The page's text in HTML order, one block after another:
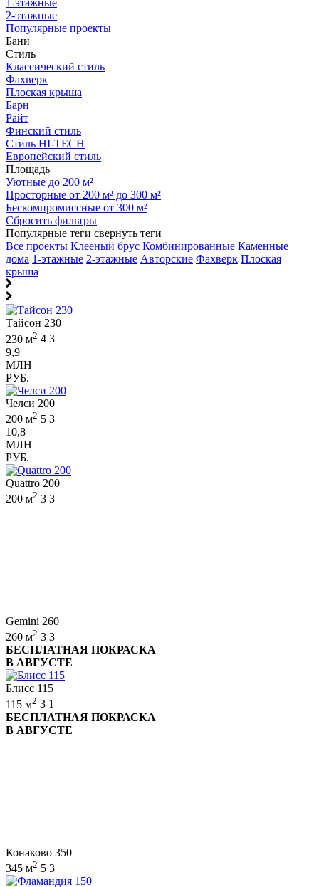
1-этажные
2-этажные
Популярные проекты
Бани
Стиль
Классический стиль
Фахверк
Плоская крыша
Барн
Райт
Финский стиль
Стиль HI-TECH
Европейский стиль
Площадь
Уютные до 200 м²
Просторные от 200 м² до 300 м²
Бескомпромиссные от 300 м²
Сбросить фильтры
Популярные теги свернуть теги
Все проекты Клееный брус Комбинированные Каменные
дома 1-этажные 2-этажные Авторские Фахверк Плоская
крыша
Тайсон 230
230 м2 4 3
9,9
МЛН
РУБ.
Челси 200
200 м2 5 3
10,8
МЛН
РУБ.
Quattro 200
200 м2 3 3
Gemini 260
260 м2 3 3
БЕСПЛАТНАЯ ПОКРАСКА
В АВГУСТЕ
Блисс 115
115 м2 3 1
БЕСПЛАТНАЯ ПОКРАСКА
В АВГУСТЕ
Конаково 350
345 м2 5 3